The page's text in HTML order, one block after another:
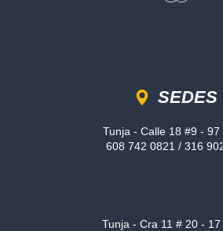
SEDES
Tunja - Calle 18 #9 - 97
608 742 0821 / 316
Tunja - Cra 11 # 20 -